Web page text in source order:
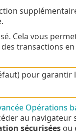
Cela vous
transactions
pour garantir
Opérations
au navigateur
sécuriséesou